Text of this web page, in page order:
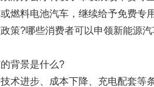
燃料电池汽车，继续给予免费专
策?哪些消费者可以申领新能源
背景是什么?
术进步、成本下降、充电配套等